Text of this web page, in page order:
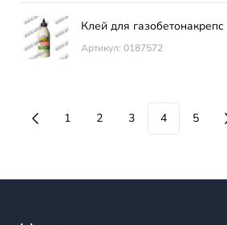
Клей для газобетонакрепс
Артикул: 0187572
1 2 3 4 5